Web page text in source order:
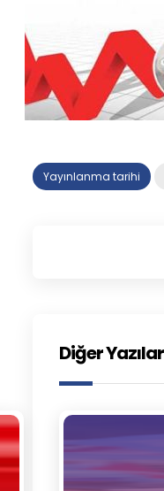
Yayınlanma tarihi
Diğer Yazılar